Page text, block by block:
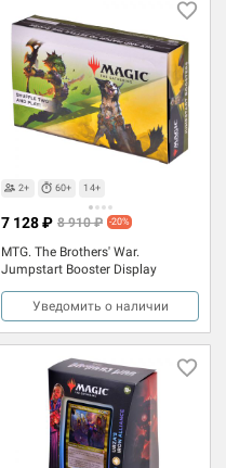
2+ 60+ 14+
MTG. The Brothers' War.
Jumpstart Booster Display
7 128 ₽ 8 910 ₽ -20%
Уведомить о наличии